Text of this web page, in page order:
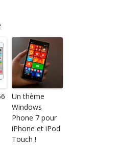
Un thème
Windows
Phone 7 pour
iPhone et iPod
Touch !